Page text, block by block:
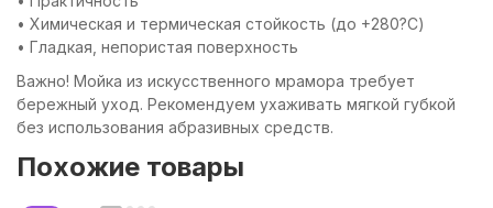
• Химическая и термическая стойкость (до +280?С)
• Гладкая, непористая поверхность
Важно! Мойка из искусственного мрамора требует
бережный уход. Рекомендуем ухаживать мягкой губкой
без использования абразивных средств.
Похожие товары